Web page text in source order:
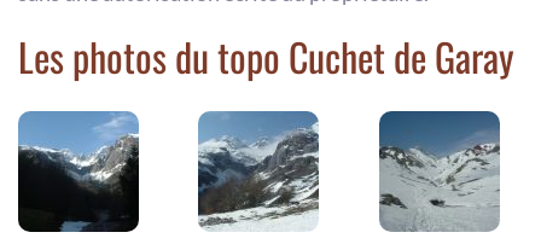
Les photos du topo Cuchet de Garay